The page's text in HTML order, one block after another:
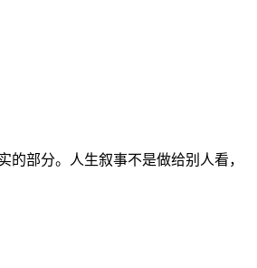
部分。人生叙事不是做给别人看，